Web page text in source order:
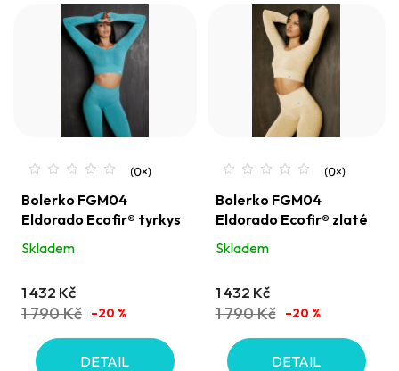
ů
o
d
u
k
t
Bolerko FGM04
Eldorado Ecofir® tyrkys
Skladem
1 432 Kč
1 790 Kč –20 %
DETAIL
Bolerko FGM04
Eldorado Ecofir® zlaté
Skladem
1 432 Kč
1 790 Kč –20 %
DETAIL